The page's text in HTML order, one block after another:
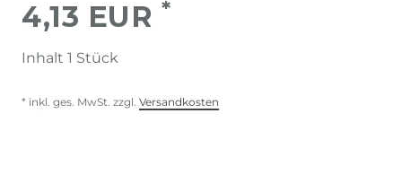
4,13 EUR *
Inhalt 1 Stück
* inkl. ges. MwSt. zzgl. Versandkosten